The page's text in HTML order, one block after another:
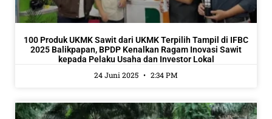
100 Produk UKMK Sawit dari UKMK Terpilih Tampil di IFBC
2025 Balikpapan, BPDP Kenalkan Ragam Inovasi Sawit
kepada Pelaku Usaha dan Investor Lokal
24 Juni 2025
2:34 PM